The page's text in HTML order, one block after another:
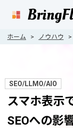
ホーム ノウハウ
SEO/LLMO/AIO
スマホ表示
SEOへの影